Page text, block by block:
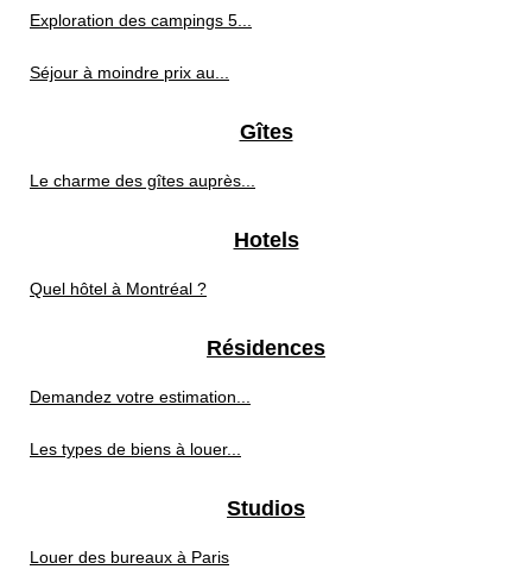
Exploration des campings 5...
Séjour à moindre prix au...
Gîtes
Le charme des gîtes auprès...
Hotels
Quel hôtel à Montréal ?
Résidences
Demandez votre estimation...
Les types de biens à louer...
Studios
Louer des bureaux à Paris